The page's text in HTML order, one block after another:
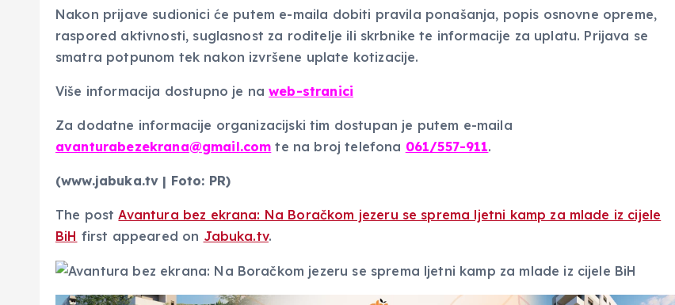
Nakon prijave sudionici će putem e-maila dobiti pravila ponašanja, popis osnovne opreme,
raspored aktivnosti, suglasnost za roditelje ili skrbnike te informacije za uplatu. Prijava se
smatra potpunom tek nakon izvršene uplate kotizacije.
Više informacija dostupno je naweb-stranici
Za dodatne informacije organizacijski tim dostupan je putem e-maila
avanturabezekrana@gmail.com te na broj telefona 061/557-911.
(www.jabuka.tv | Foto: PR)
The postAvantura bez ekrana: Na Boračkom jezeru se sprema ljetni kamp za mlade iz cijele
BiH first appeared on Jabuka.tv.